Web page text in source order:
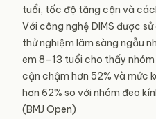
tuổi, tốc độ tăng cận và
Với công nghệ DIMS được
thử nghiệm lâm sàng ngẫu
em 8–13 tuổi cho thấy
cận chậm hơn 52% và mức
hơn 62% so với nhóm đeo
(BMJ Open)